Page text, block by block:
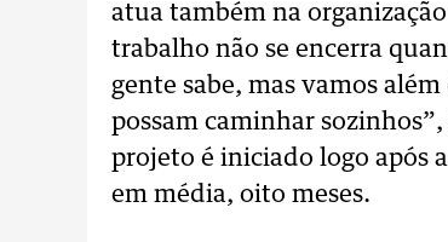
atua também na
trabalho não se encerra
gente sabe, mas vamos
possam caminhar
projeto é iniciado logo após
em média, oito meses.